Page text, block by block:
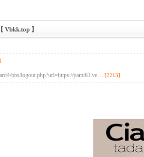
Vbkk.top 】
bbs/logout.php?url=https://yami63.ve… [2213]